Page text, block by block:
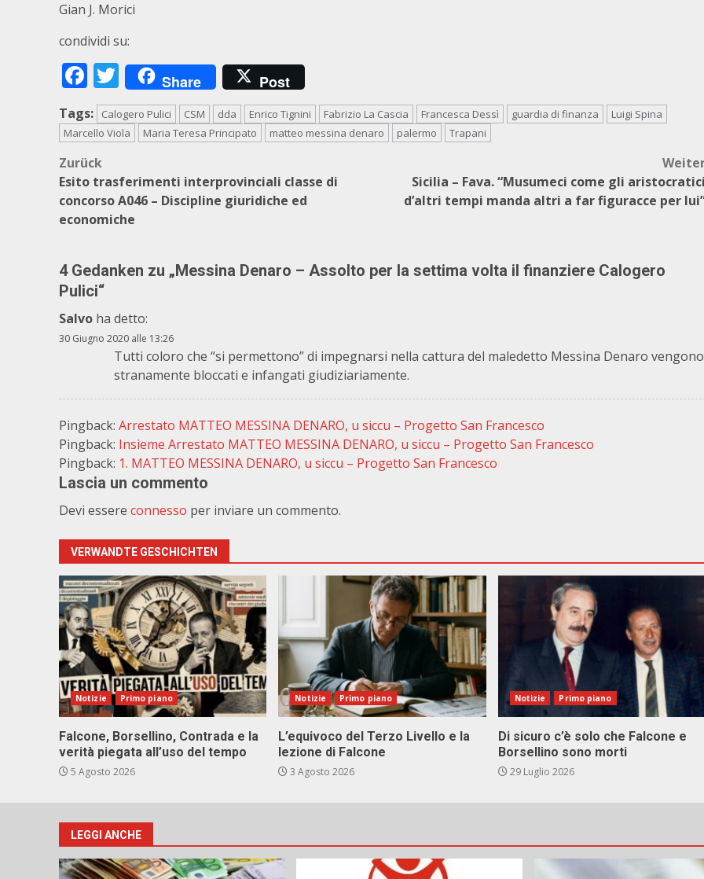
Gian J. Morici
condividi su:
Facebook
Twitter
Share Post
Tags: Calogero Pulici CSM dda Enrico Tignini Fabrizio La Cascia Francesca Dessì guardia di finanza
Luigi Spina
Marcello Viola
Maria Teresa Principato matteo messina denaro palermo Trapani
Beitragsnavigation
Zurück
Esito trasferimenti interprovinciali classe di
concorso A046 – Discipline giuridiche ed
economiche
Sicilia – Fava. “Musumeci come gli
d’altri tempi manda altri a far figuracce per
4 Gedanken zu „Messina Denaro – Assolto per la settima volta il finanziere Calogero
Pulici“
Salvo ha detto:
30 Giugno 2020 alle 13:26
Tutti coloro che “si permettono” di impegnarsi nella cattura del maledetto Messina Denaro vengono
stranamente bloccati e infangati giudiziariamente.
Pingback: Arrestato MATTEO MESSINA DENARO, u siccu – Progetto San Francesco
Pingback: Insieme Arrestato MATTEO MESSINA DENARO, u siccu – Progetto San Francesco
Pingback: 1. MATTEO MESSINA DENARO, u siccu – Progetto San Francesco
Lascia un commento
Devi essere connesso per inviare un commento.
VERWANDTE GESCHICHTEN
Notizie Primo piano
Falcone, Borsellino, Contrada e la
verità piegata all’uso del tempo
5 Agosto 2026
Notizie Primo piano
L’equivoco del Terzo Livello e la
lezione di Falcone
3 Agosto 2026
Notizie Primo piano
Di sicuro c’è solo che Falcone e
Borsellino sono morti
29 Luglio 2026
LEGGI ANCHE